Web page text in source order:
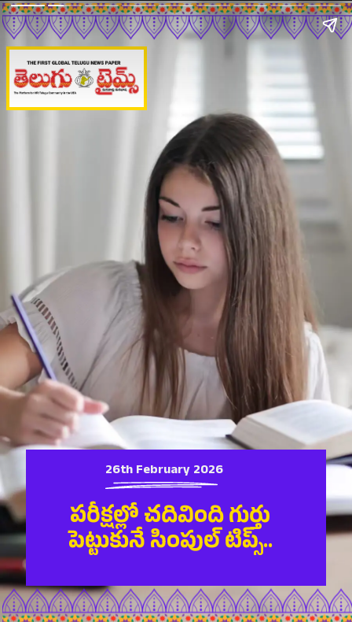
పరీక్షల్లో చదివింది గుర్తు
పెట్టుకునే సింపుల్ టిప్స్..
26th February 2026